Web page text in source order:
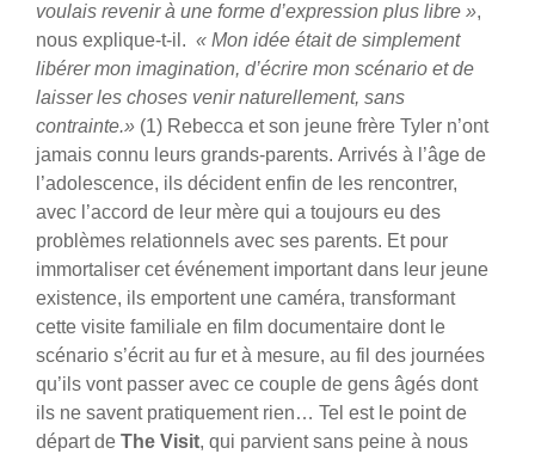
voulais revenir à une forme d’expression plus libre »,
nous explique-t-il. « Mon idée était de simplement
libérer mon imagination, d’écrire mon scénario et de
laisser les choses venir naturellement, sans
contrainte.» (1) Rebecca et son jeune frère Tyler n’ont
jamais connu leurs grands-parents. Arrivés à l’âge de
l’adolescence, ils décident enfin de les rencontrer,
avec l’accord de leur mère qui a toujours eu des
problèmes relationnels avec ses parents. Et pour
immortaliser cet événement important dans leur jeune
existence, ils emportent une caméra, transformant
cette visite familiale en film documentaire dont le
scénario s’écrit au fur et à mesure, au fil des journées
qu’ils vont passer avec ce couple de gens âgés dont
ils ne savent pratiquement rien… Tel est le point de
départ de The Visit, qui parvient sans peine à nous